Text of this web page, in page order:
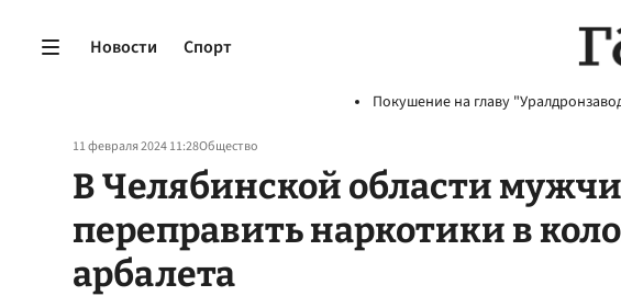
Новости Спорт
Покушение на главу
11 февраля 2024 11:28Общество
В Челябинской области
переправить наркотики в
арбалета